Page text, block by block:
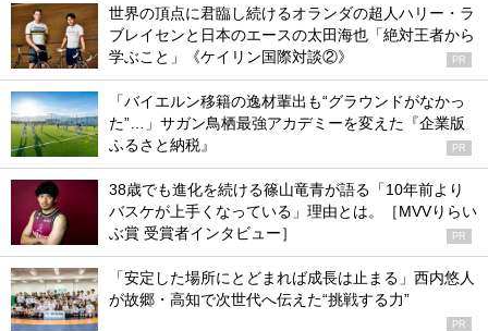
世界の頂点に君臨し続けるオランダの超人ハリー・ラ
ブレイセンと日本のエースの太田海也「絶対王者から
学ぶこと」《ケイリン国際対談②》
PR
「バイエルン移籍の逸材輩出も“グラウンドがなかっ
た”…」サガン鳥栖最強アカデミーを変えた『企業版
ふるさと納税』
PR
38歳でも進化を続ける篠山竜青が語る「10年前より
バスケが上手くなっている」理由とは。［MVVりらい
ぶ賞 受賞者インタビュー］
PR
「安定した場所にとどまれば成長は止まる」西内悠人
が故郷・高知で次世代へ伝えた“挑戦する力”
PR